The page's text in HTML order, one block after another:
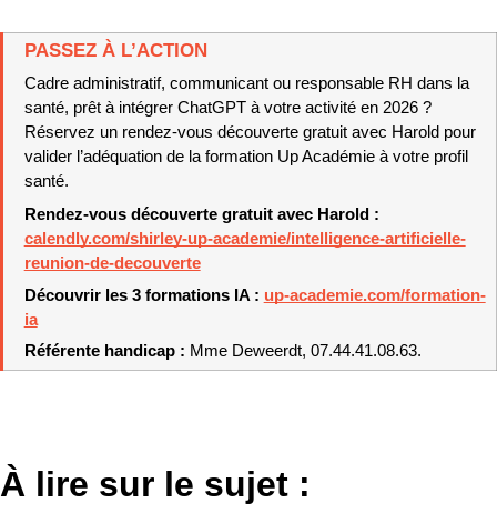
PASSEZ À L’ACTION
Cadre administratif, communicant ou responsable RH dans la
santé, prêt à intégrer ChatGPT à votre activité en 2026 ?
Réservez un rendez-vous découverte gratuit avec Harold pour
valider l’adéquation de la formation Up Académie à votre profil
santé.
calendly.com/shirley-up-academie/intelligence-artificielle-
reunion-de-decouverte
Découvrir les 3 formations IA : up-academie.com/formation-
ia
Référente handicap : Mme Deweerdt, 07.44.41.08.63.
À lire sur le sujet :